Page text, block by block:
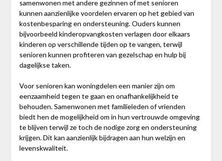
samenwonen met andere gezinnen of met senioren
kunnen aanzienlijke voordelen ervaren op het gebied van
kostenbesparing en ondersteuning. Ouders kunnen
bijvoorbeeld kinderopvangkosten verlagen door elkaars
kinderen op verschillende tijden op te vangen, terwijl
senioren kunnen profiteren van gezelschap en hulp bij
dagelijkse taken.
Voor senioren kan woningdelen een manier zijn om
eenzaamheid tegen te gaan en onafhankelijkheid te
behouden. Samenwonen met familieleden of vrienden
biedt hen de mogelijkheid om in hun vertrouwde omgeving
te blijven terwijl ze toch de nodige zorg en ondersteuning
krijgen. Dit kan aanzienlijk bijdragen aan hun welzijn en
levenskwaliteit.